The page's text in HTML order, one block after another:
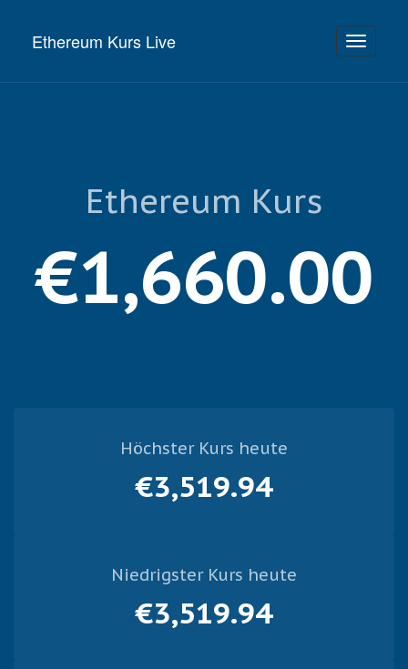
Toggle
Ethereum Kurs Live
Ethereum Kurs
€1,660.00
Höchster Kurs heute
€3,519.94
Niedrigster Kurs heute
€3,519.94